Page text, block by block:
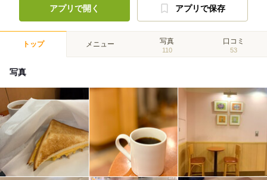
アプリで開く アプリで保存
トップ メニュー 写真
110
口コミ
53
写真